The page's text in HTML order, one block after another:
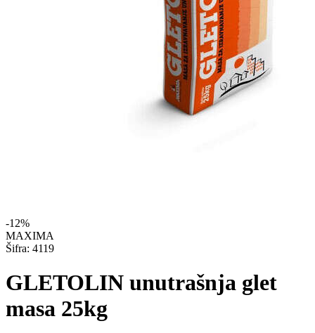
-12%
MAXIMA
Šifra: 4119
GLETOLIN unutrašnja glet
masa 25kg